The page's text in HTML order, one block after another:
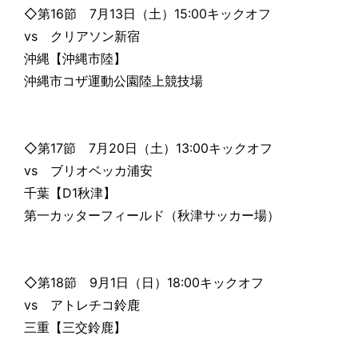
◇第16節 7月13日（土）15:00キックオフ
vs クリアソン新宿
沖縄【沖縄市陸】
沖縄市コザ運動公園陸上競技場
◇第17節 7月20日（土）13:00キックオフ
vs ブリオベッカ浦安
千葉【D1秋津】
第一カッターフィールド（秋津サッカー場）
◇第18節 9月1日（日）18:00キックオフ
vs アトレチコ鈴鹿
三重【三交鈴鹿】